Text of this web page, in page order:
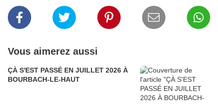
Vous aimerez aussi
ÇÀ S'EST PASSÉ EN JUILLET 2026 À
BOURBACH-LE-HAUT